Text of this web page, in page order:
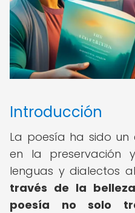
Introducción
La poesía ha sido un
en la preservación
lenguas y dialectos
través de la
poesía no solo